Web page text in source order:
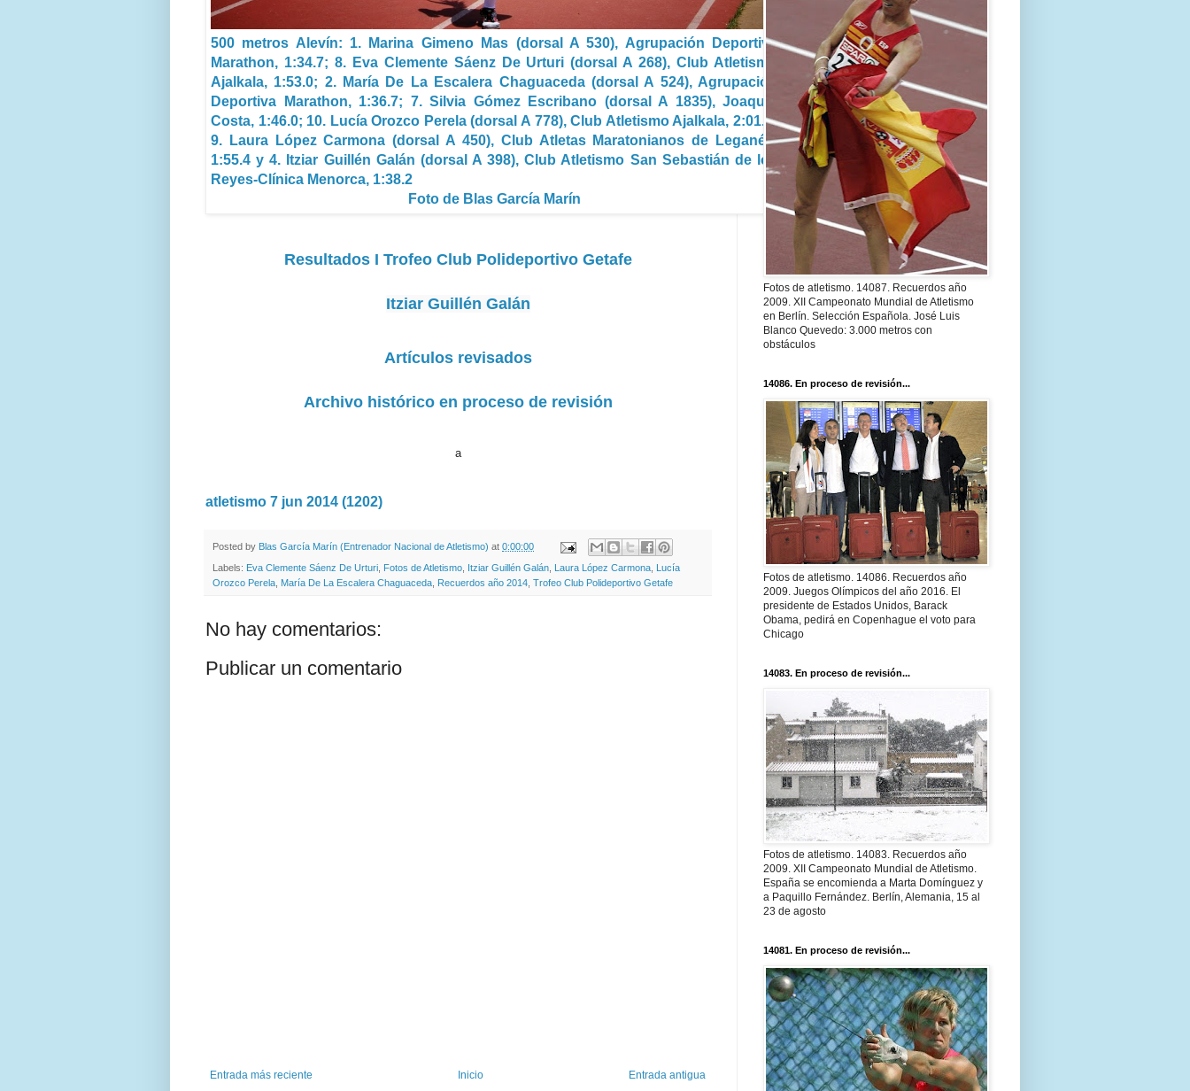
500 metros Alevín: 1. Marina Gimeno Mas (dorsal A 530), Agrupación Deportiva
Marathon, 1:34.7; 8. Eva Clemente Sáenz De Urturi (dorsal A 268), Club Atletismo
Ajalkala, 1:53.0; 2. María De La Escalera Chaguaceda (dorsal A 524), Agrupación
Deportiva Marathon, 1:36.7; 7. Silvia Gómez Escribano (dorsal A 1835), Joaquín
Costa, 1:46.0; 10. Lucía Orozco Perela (dorsal A 778), Club Atletismo Ajalkala, 2:01.5;
9. Laura López Carmona (dorsal A 450), Club Atletas Maratonianos de Leganés,
1:55.4 y 4. Itziar Guillén Galán (dorsal A 398), Club Atletismo San Sebastián de los
Reyes-Clínica Menorca, 1:38.2
Foto de Blas García Marín
Resultados I Trofeo Club Polideportivo Getafe
Itziar Guillén Galán
Artículos revisados
Archivo histórico en proceso de revisión
a
atletismo 7 jun 2014 (1202)
Posted by Blas García Marín (Entrenador Nacional de Atletismo) at 0:00:00
Labels: Eva Clemente Sáenz De Urturi Fotos de Atletismo Itziar Guillén Galán Laura López Carmona
Lucía
Orozco Perela María De La Escalera Chaguaceda Recuerdos año 2014 Trofeo Club Polideportivo Getafe
No hay comentarios:
Publicar un comentario
Entrada más reciente Entrada antigua
Inicio
Fotos de atletismo. 14087. Recuerdos año
2009. XII Campeonato Mundial de Atletismo
en Berlín. Selección Española. José Luis
Blanco Quevedo: 3.000 metros con
obstáculos
14086. En proceso de revisión...
Fotos de atletismo. 14086. Recuerdos año
2009. Juegos Olímpicos del año 2016. El
presidente de Estados Unidos, Barack
Obama, pedirá en Copenhague el voto para
Chicago
14083. En proceso de revisión...
Fotos de atletismo. 14083. Recuerdos año
2009. XII Campeonato Mundial de Atletismo.
España se encomienda a Marta Domínguez y
a Paquillo Fernández. Berlín, Alemania, 15 al
23 de agosto
14081. En proceso de revisión...